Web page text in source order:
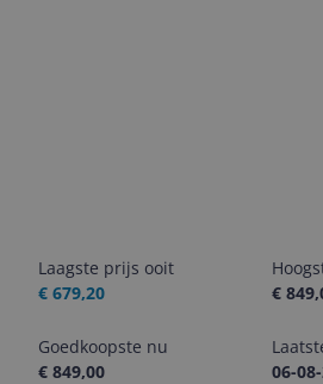
Laagste prijs ooit
€ 679,20
€
Goedkoopste nu
€ 849,00
06-